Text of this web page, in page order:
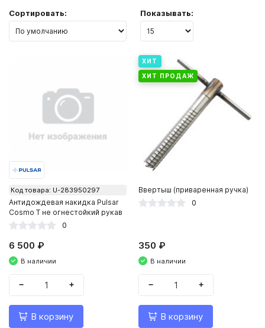
Сортировать: Показывать:
Код товара: U-283950297
Антидождевая накидка Pulsar
Cosmo T не огнестойкий рукав
0
6 500 ₽
В наличии
− +
В корзину
ХИТ
ХИТ ПРОДАЖ
Ввертыш (приваренная ручка)
0
350 ₽
В наличии
− +
В корзину